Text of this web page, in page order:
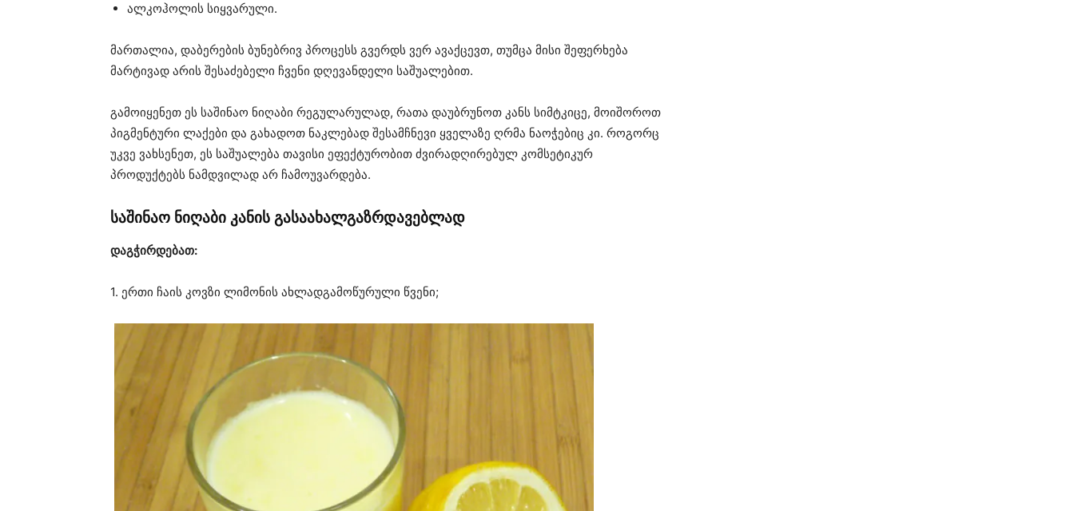
ალკოჰოლის სიყვარული.
მართალია, დაბერების ბუნებრივ პროცესს გვერდს ვერ ავაქცევთ, თუმცა მისი შეფერხება
მარტივად არის შესაძებელი ჩვენი დღევანდელი საშუალებით.
გამოიყენეთ ეს საშინაო ნიღაბი რეგულარულად, რათა დაუბრუნოთ კანს სიმტკიცე, მოიშოროთ
პიგმენტური ლაქები და გახადოთ ნაკლებად შესამჩნევი ყველაზე ღრმა ნაოჭებიც კი. როგორც
უკვე ვახსენეთ, ეს საშუალება თავისი ეფექტურობით ძვირადღირებულ კომსეტიკურ
პროდუქტებს ნამდვილად არ ჩამოუვარდება.
საშინაო ნიღაბი კანის გასაახალგაზრდავებლად
დაგჭირდებათ:
1. ერთი ჩაის კოვზი ლიმონის ახლადგამოწურული წვენი;